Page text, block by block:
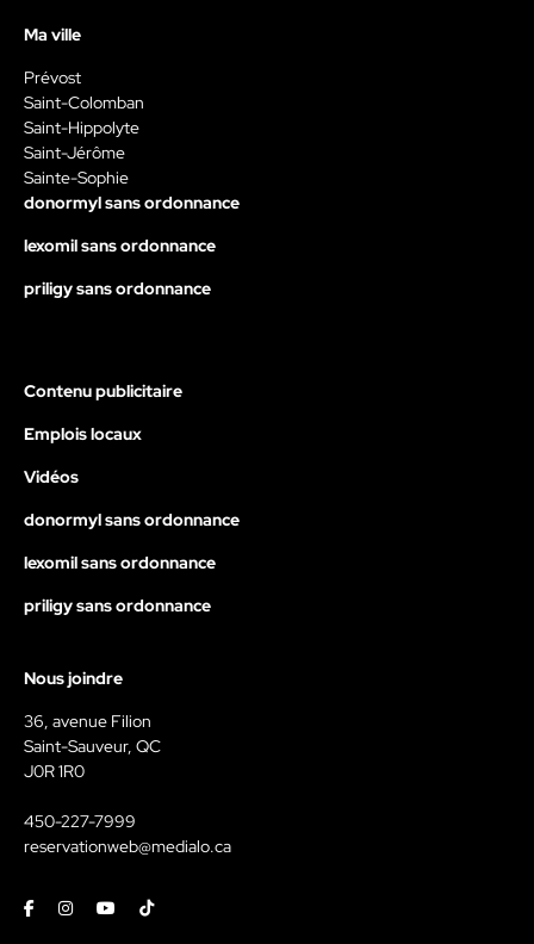
Ma ville
Prévost
Saint-Colomban
Saint-Hippolyte
Saint-Jérôme
Sainte-Sophie
donormyl sans ordonnance
lexomil sans ordonnance
priligy sans ordonnance
Contenu publicitaire
Emplois locaux
Vidéos
donormyl sans ordonnance
lexomil sans ordonnance
priligy sans ordonnance
Nous joindre
36, avenue Filion
Saint-Sauveur, QC
J0R 1R0
450-227-7999
reservationweb@medialo.ca
FacebookInstagramYoutubeTiktok